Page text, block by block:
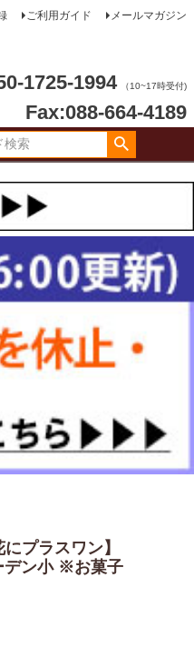
ご利用ガイド メールマガジン
1725-1994 （10~17時受付)
Fax:088-664-4189
にプラスワン】
デン小 ※お菓子